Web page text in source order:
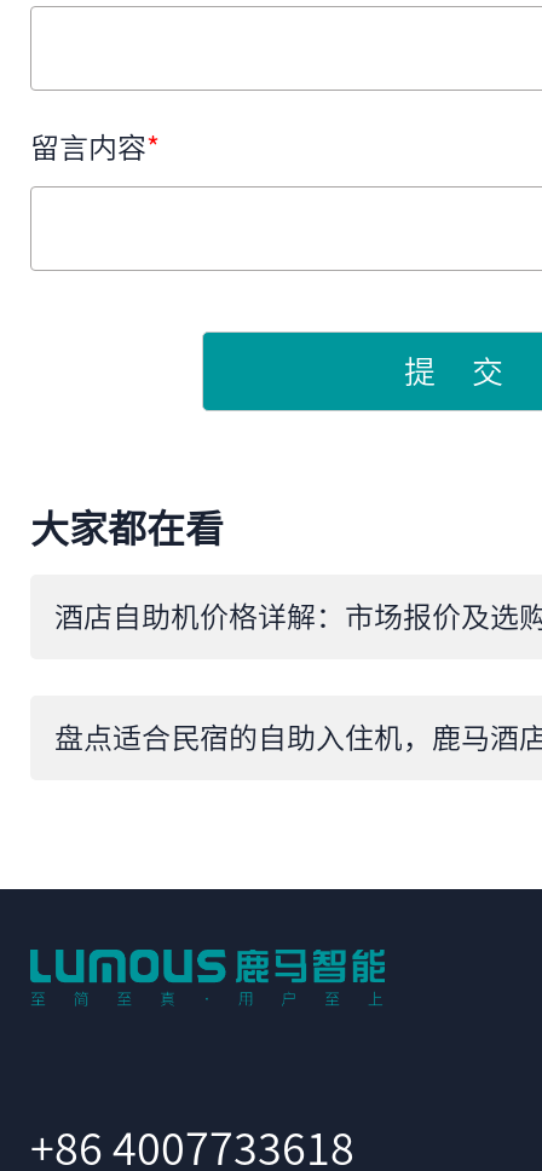
留言内容*
提 交
大家都在看
酒店自助机价格详解：市场报价及选
+86 4007733618